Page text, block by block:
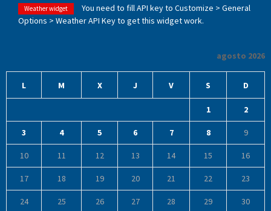
Weather widget
You need to fill API key to Customize > General
Options > Weather API Key to get this widget work.
agosto 2026
L M X J V S D
1 2
3 4 5 6 7 8 9
10 11 12 13 14 15 16
17 18 19 20 21 22 23
24 25 26 27 28 29 30